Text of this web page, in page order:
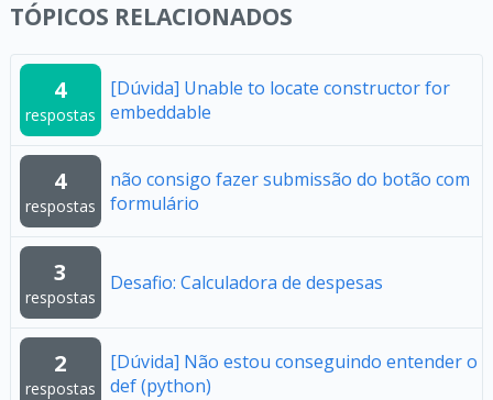
TÓPICOS RELACIONADOS
4
respostas
[Dúvida] Unable to locate constructor for
embeddable
4
respostas
não consigo fazer submissão do botão com
formulário
3
respostas
Desafio: Calculadora de despesas
2
respostas
[Dúvida] Não estou conseguindo entender o
def (python)